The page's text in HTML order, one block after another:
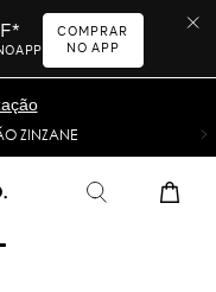
COMPRAR
NO APP
ZINZANE